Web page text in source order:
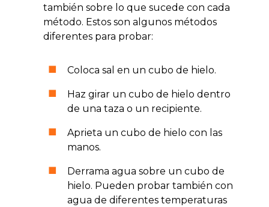
también sobre lo que sucede con cada
método. Estos son algunos métodos
diferentes para probar:
Coloca sal en un cubo de hielo.
Haz girar un cubo de hielo dentro
de una taza o un recipiente.
Aprieta un cubo de hielo con las
manos.
Derrama agua sobre un cubo de
hielo. Pueden probar también con
agua de diferentes temperaturas